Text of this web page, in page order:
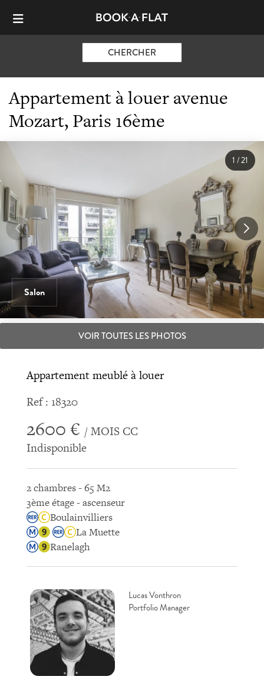
CHERCHER
Appartement à louer avenue
Mozart, Paris 16ème
Salon
1 /21
VOIR TOUTES LES PHOTOS
Appartement meublé à louer
Ref : 18320
2600 € / MOIS CC
Indisponible
2 chambres - 65 M2
3ème étage - ascenseur
Boulainvilliers
La Muette
Ranelagh
Lucas Vonthron
Portfolio Manager